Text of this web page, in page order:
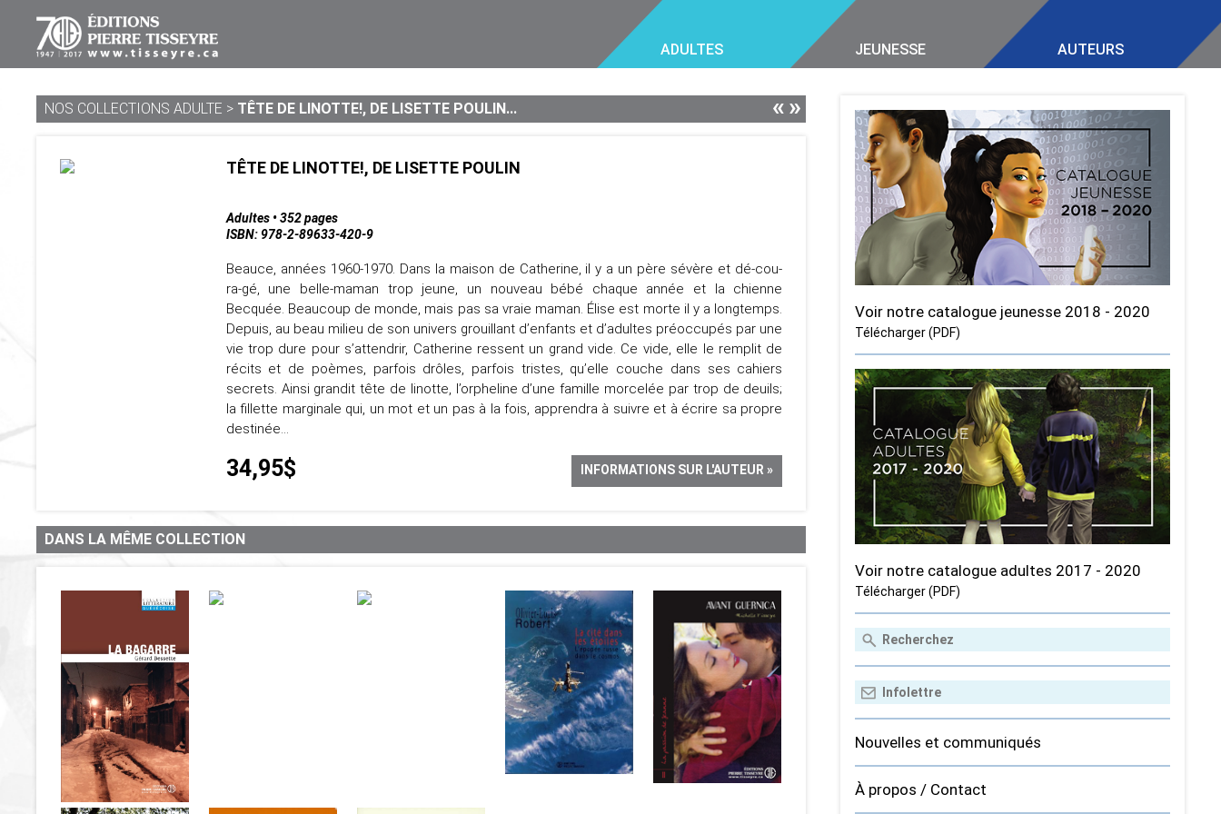
ADULTES JEUNESSE AUTEURS
NOS COLLECTIONS ADULTE > TÊTE DE LINOTTE!, DE LISETTE POULIN... «»
TÊTE DE LINOTTE!, DE LISETTE POULIN
Adultes • 352 pages
ISBN: 978-2-89633-420-9
Beauce, années 1960-1970. Dans la maison de Catherine, il y a un père sévère et dé-cou-
ra-gé, une belle-maman trop jeune, un nouveau bébé chaque année et la chienne
Becquée. Beaucoup de monde, mais pas sa vraie maman. Élise est morte il y a longtemps.
Depuis, au beau milieu de son univers grouillant d’enfants et d’adultes préoccupés par une
vie trop dure pour s’attendrir, Catherine ressent un grand vide. Ce vide, elle le remplit de
récits et de poèmes, parfois drôles, parfois tristes, qu’elle couche dans ses cahiers
secrets. Ainsi grandit tête de linotte, l’orpheline d’une famille morcelée par trop de deuils;
la fillette marginale qui, un mot et un pas à la fois, apprendra à suivre et à écrire sa propre
destinée…
34,95$ INFORMATIONS SUR L'AUTEUR »
DANS LA MÊME COLLECTION
Voir notre catalogue jeunesse 2018 - 2020
Télécharger (PDF)
Voir notre catalogue adultes 2017 - 2020
Télécharger (PDF)
Nouvelles et communiqués
À propos / Contact